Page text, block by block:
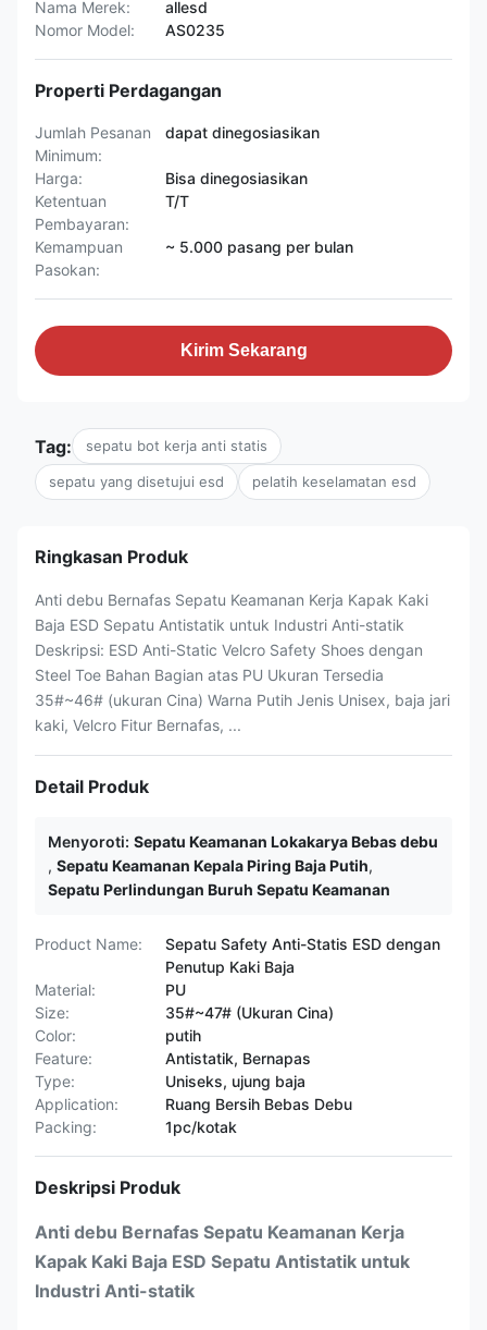
Nama Merek:
allesd
Nomor Model:
AS0235
Properti Perdagangan
Jumlah Pesanan
Minimum:
dapat dinegosiasikan
Harga:
Bisa dinegosiasikan
Ketentuan
Pembayaran:
T/T
Kemampuan
Pasokan:
~ 5.000 pasang per bulan
Kirim Sekarang
Tag: sepatu bot kerja anti statis
sepatu yang disetujui esd pelatih keselamatan esd
Ringkasan Produk
Anti debu Bernafas Sepatu Keamanan Kerja Kapak Kaki
Baja ESD Sepatu Antistatik untuk Industri Anti-statik
Deskripsi: ESD Anti-Static Velcro Safety Shoes dengan
Steel Toe Bahan Bagian atas PU Ukuran Tersedia
35#~46# (ukuran Cina) Warna Putih Jenis Unisex, baja jari
kaki, Velcro Fitur Bernafas, ...
Detail Produk
Menyoroti: Sepatu Keamanan Lokakarya Bebas debu
, Sepatu Keamanan Kepala Piring Baja Putih,
Sepatu Perlindungan Buruh Sepatu Keamanan
Product Name:
Sepatu Safety Anti-Statis ESD dengan
Penutup Kaki Baja
Material:
PU
Size:
35#~47# (Ukuran Cina)
Color:
putih
Feature:
Antistatik, Bernapas
Type:
Uniseks, ujung baja
Application:
Ruang Bersih Bebas Debu
Packing:
1pc/kotak
Deskripsi Produk
Anti debu Bernafas Sepatu Keamanan Kerja
Kapak Kaki Baja ESD Sepatu Antistatik untuk
Industri Anti-statik